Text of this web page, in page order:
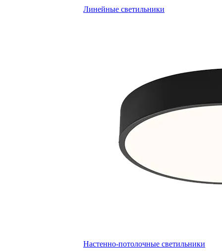
Линейные светильники
Настенно-потолочные светильники